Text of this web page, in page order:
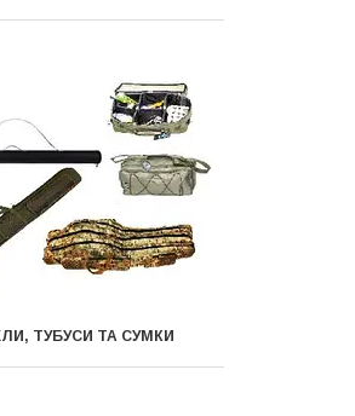
ТУБУСИ ТА СУМКИ